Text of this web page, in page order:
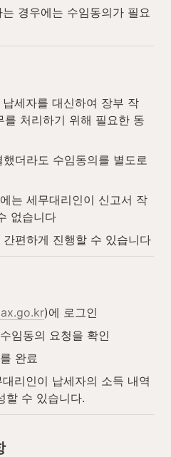
경우에는 수임동의가 필요
세자를 대신하여 장부 작
처리하기 위해 필요한 동
더라도 수임동의를 별도로
는 세무대리인이 신고서 작
없습니다
편하게 진행할 수 있습니다
)에 로그인
임동의 요청을 확인
완료
리인이 납세자의 소득 내역
할 수 있습니다.